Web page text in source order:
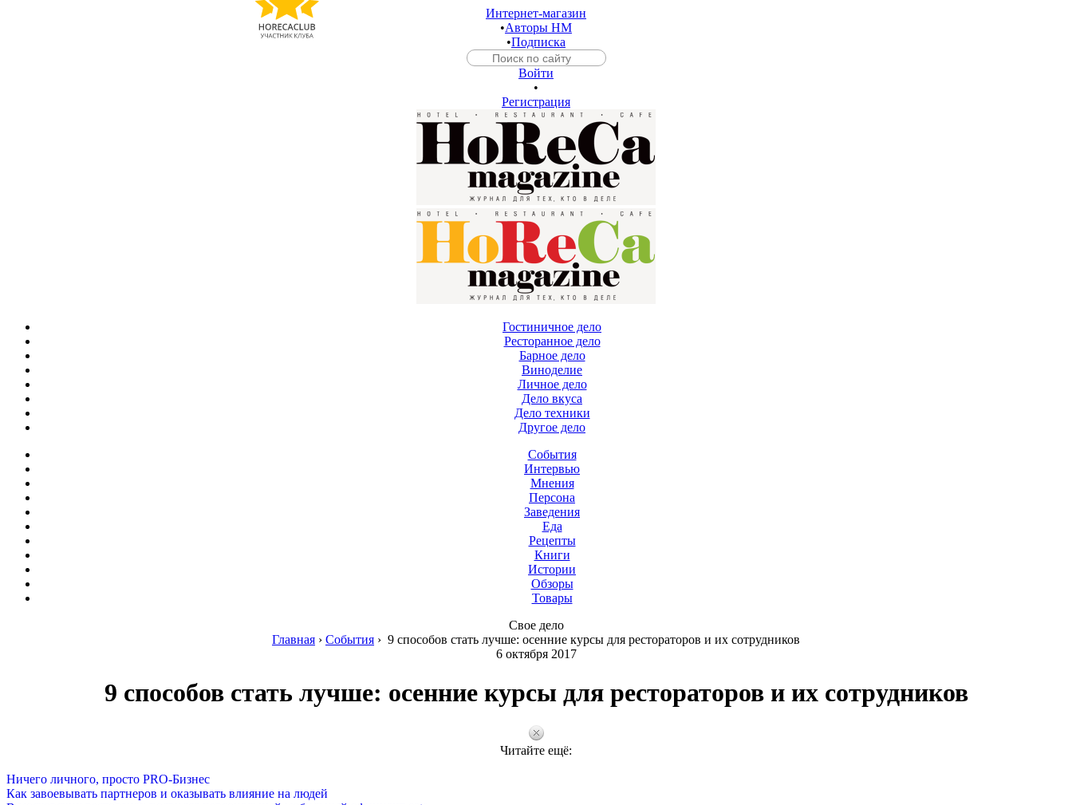
Интернет-магазин
•Авторы HM
•Подписка
Войти
•
Регистрация
Гостиничное дело
Ресторанное дело
Барное дело
Виноделие
Личное дело
Дело вкуса
Дело техники
Другое дело
События
Интервью
Мнения
Персона
Заведения
Еда
Рецепты
Книги
Истории
Обзоры
Товары
Свое дело
Главная › События › 9 способов стать лучше: осенние курсы для рестораторов и их сотрудников
6 октября 2017
9 способов стать лучше: осенние курсы для рестораторов и их сотрудников
Читайте ещё:
Ничего личного, просто PRO-Бизнес
Как завоевывать партнеров и оказывать влияние на людей